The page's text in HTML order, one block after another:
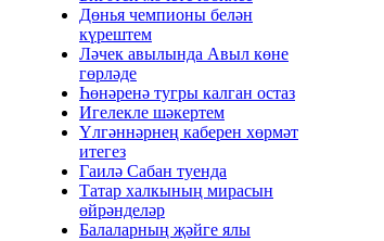
Дөнья чемпионы белән
күрештем
Ләчек авылында Авыл көне
гөрләде
Һөнәренә тугры калган остаз
Игелекле шәкертем
Үлгәннәрнең каберен хөрмәт
итегез
Гаилә Сабан туенда
Татар халкының мирасын
өйрәнделәр
Балаларның җәйге ялы